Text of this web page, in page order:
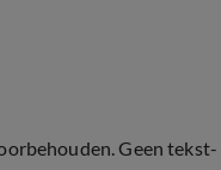
Geen tekst-